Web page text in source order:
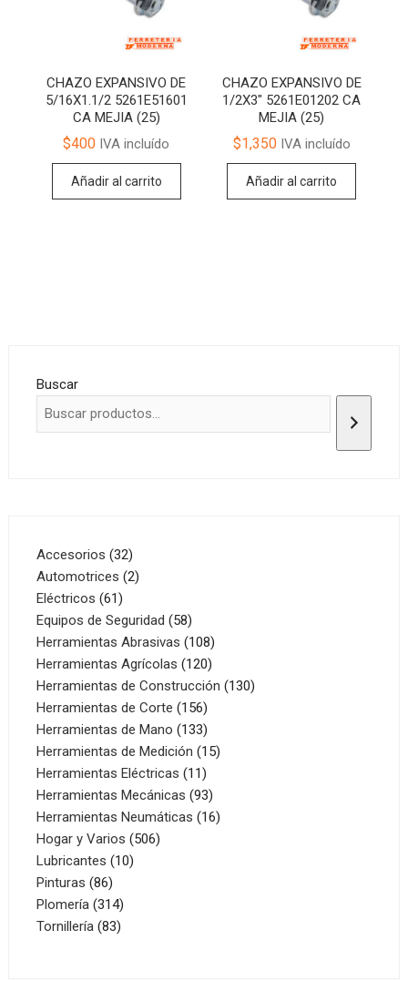
CHAZO EXPANSIVO DE
5/16X1.1/2 5261E51601
CA MEJIA (25)
$400 IVA incluído
Añadir al carrito
CHAZO EXPANSIVO DE
1/2X3″ 5261E01202 CA
MEJIA (25)
$1,350IVA incluído
Añadir al carrito
Buscar
Accesorios 3232
productos
Automotrices 22
Eléctricos 6161
productos
Equipos de Seguridad 5858
productos
Herramientas Abrasivas 108108
productos
Herramientas Agrícolas 120120
productos
Herramientas de Construcción 130130
Herramientas de Corte 156156
productos
Herramientas de Mano 133133
productos
Herramientas de Medición 1515
Herramientas Eléctricas 1111
productos
Herramientas Mecánicas 9393
productos
Herramientas Neumáticas 1616
Hogar y Varios 506506
Lubricantes 1010
Pinturas 8686
productos
Plomería 314314
productos
Tornillería 8383